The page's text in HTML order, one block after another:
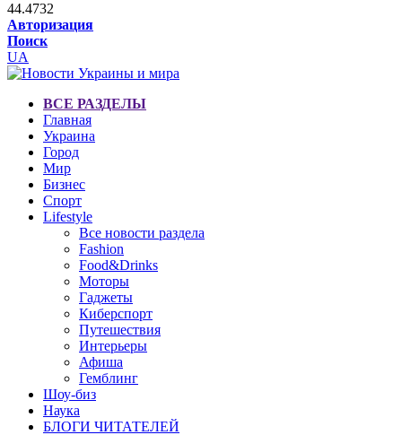
44.4732
Авторизация
Поиск
UA
ВСЕ РАЗДЕЛЫ
Главная
Украина
Город
Мир
Бизнес
Спорт
Lifestyle
Все новости раздела
Fashion
Food&Drinks
Моторы
Гаджеты
Киберспорт
Путешествия
Интерьеры
Афиша
Гемблинг
Шоу-биз
Наука
БЛОГИ ЧИТАТЕЛЕЙ